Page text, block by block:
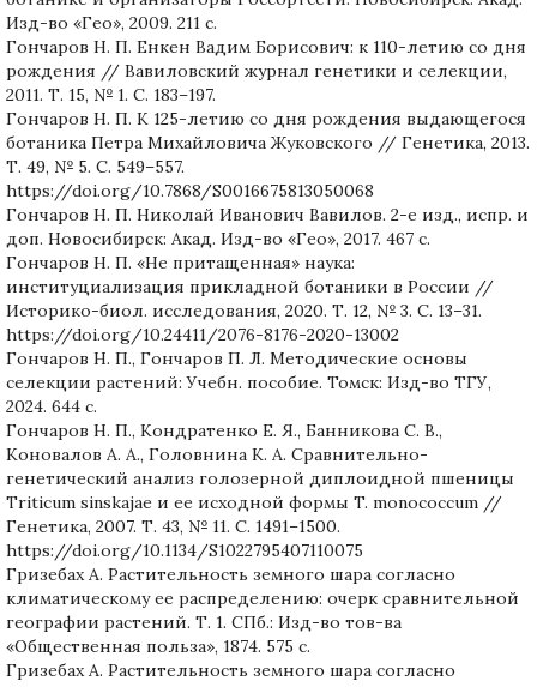
Изд-во «Гео», 2009. 211 с.
Гончаров Н. П. Енкен Вадим Борисович: к 110-летию со дня
рождения // Вавиловский журнал генетики и селекции,
2011. Т. 15, № 1. С. 183–197.
Гончаров Н. П. К 125-летию со дня рождения выдающегося
ботаника Петра Михайловича Жуковского // Генетика, 2013.
Т. 49, № 5. С. 549–557.
https://doi.org/10.7868/S0016675813050068
Гончаров Н. П. Николай Иванович Вавилов. 2-е изд., испр. и
доп. Новосибирск: Акад. Изд-во «Гео», 2017. 467 с.
Гончаров Н. П. «Не притащенная» наука:
институциализация прикладной ботаники в России //
Историко-биол. исследования, 2020. Т. 12, № 3. С. 13–31.
https://doi.org/10.24411/2076-8176-2020-13002
Гончаров Н. П., Гончаров П. Л. Методические основы
селекции растений: Учебн. пособие. Томск: Изд-во ТГУ,
2024. 644 c.
Гончаров Н. П., Кондратенко Е. Я., Банникова С. В.,
Коновалов А. А., Головнина К. А. Сравнительно-
генетический анализ голозерной диплоидной пшеницы
Triticum sinskajae и ее исходной формы T. monococcum //
Генетика, 2007. Т. 43, № 11. С. 1491–1500.
https://doi.org/10.1134/S1022795407110075
Гризебах А. Растительность земного шара согласно
климатическому ее распределению: очерк сравнительной
географии растений. Т. 1. СПб.: Изд-во тов-ва
«Общественная польза», 1874. 575 с.
Гризебах А. Растительность земного шара согласно